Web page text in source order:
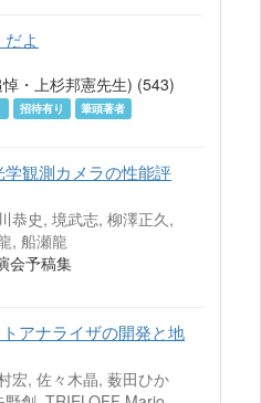
よ
・上杉邦憲先生) (543)
招待有り 筆頭著者
観測カメラの性能評
恭史, 境武志, 柳澤正久,
, 船瀬龍
会予稿集
アナライザの開発と地
宏, 佐々木晶, 薮田ひか